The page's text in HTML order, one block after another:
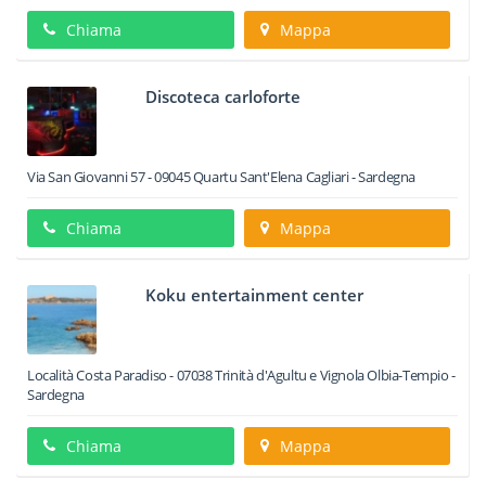
Chiama Mappa
Discoteca carloforte
Via San Giovanni 57-09045Quartu Sant'ElenaCagliari -Sardegna
Chiama Mappa
Koku entertainment center
Località Costa Paradiso-07038Trinità d'Agultu e VignolaOlbia-Tempio -
Sardegna
Chiama Mappa